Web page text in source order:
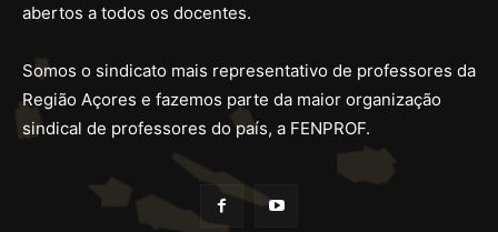
abertos a todos os docentes.
Somos o sindicato mais representativo de professores da
Região Açores e fazemos parte da maior organização
sindical de professores do país, a FENPROF.